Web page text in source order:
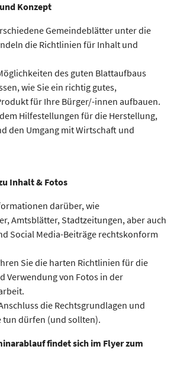
Konzept
Gemeindeblätter unter die
die Richtlinien für Inhalt und
des guten Blattaufbaus
wie Sie ein richtig gutes,
für Ihre Bürger/-innen aufbauen.
Hilfestellungen für die Herstellung,
den Umgang mit Wirtschaft und
Inhalt & Fotos
darüber, wie
Amtsblätter, Stadtzeitungen, aber auch
Social Media-Beiträge rechtskonform
Sie die harten Richtlinien für die
Verwendung von Fotos in der
die Rechtsgrundlagen und
tun dürfen (und sollten).
findet sich im Flyer zum